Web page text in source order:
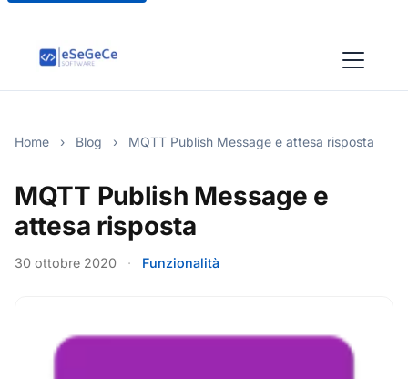
Home › Blog › MQTT Publish Message e attesa risposta
MQTT Publish Message e
attesa risposta
30 ottobre 2020 · Funzionalità